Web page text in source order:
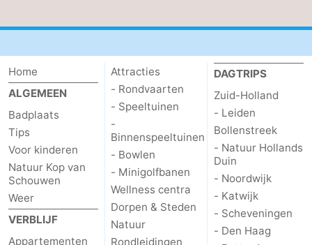
drinken
Evenementen
Praktisch
Forum
Reisboekenwinkel
Nieuws
Route
Home
ALGEMEEN
Badplaats
Tips
Voor kinderen
Natuur Kop van
Schouwen
Weer
VERBLIJF
Appartementen
Attracties
- Rondvaarten
- Speeltuinen
-
Binnenspeeltuinen
- Bowlen
- Minigolfbanen
Wellness centra
Dorpen & Steden
Natuur
Rondleidingen
DAGTRIPS
Zuid-Holland
- Leiden
Bollenstreek
- Natuur Hollands
Duin
- Noordwijk
- Katwijk
- Scheveningen
- Den Haag